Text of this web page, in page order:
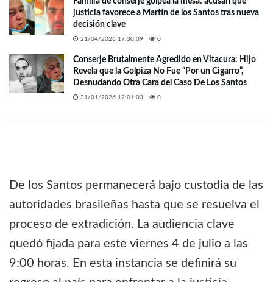
justicia favorece a Martín de los Santos tras nueva
decisión clave
21/04/2026 17:30:09 0
Conserje Brutalmente Agredido en Vitacura: Hijo
Revela que la Golpiza No Fue “Por un Cigarro”,
Desnudando Otra Cara del Caso De Los Santos
31/01/2026 12:01:03 0
De los Santos permanecerá bajo custodia de las
autoridades brasileñas hasta que se resuelva el
proceso de extradición. La audiencia clave
quedó fijada para este viernes 4 de julio a las
9:00 horas. En esta instancia se definirá su